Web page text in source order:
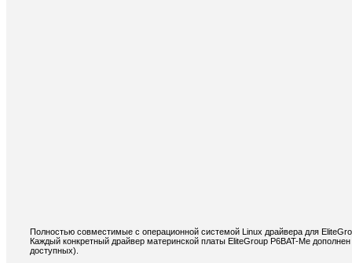
Полностью совместимые с операционной системой Linux драйвера для
Каждый конкретный драйвер материнской платы EliteGroup P6BAT-Me
доступных).